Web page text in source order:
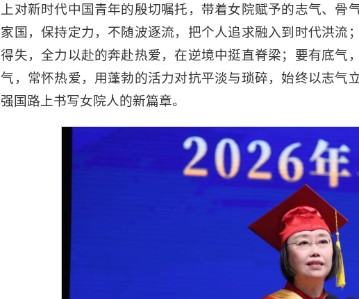
上对新时代中国青年的殷切嘱托，带着女院赋予的志气、骨
家国，保持定力，不随波逐流，把个人追求融入到时代洪流
得失，全力以赴的奔赴热爱，在逆境中挺直脊梁；要有底气
气，常怀热爱，用蓬勃的活力对抗平淡与琐碎，始终以志气
强国路上书写女院人的新篇章。